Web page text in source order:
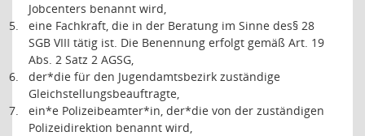
Jobcenters benannt wird,
5.
eine Fachkraft, die in der Beratung im Sinne des§ 28
SGB VIII tätig ist. Die Benennung erfolgt gemäß Art. 19
Abs. 2 Satz 2 AGSG,
6.
der*die für den Jugendamtsbezirk zuständige
Gleichstellungsbeauftragte,
7.
ein*e Polizeibeamter*in, der*die von der zuständigen
Polizeidirektion benannt wird,